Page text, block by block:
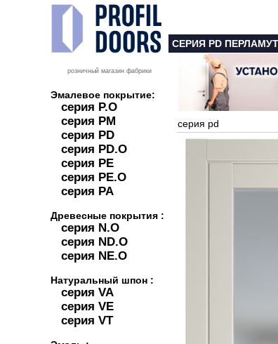
розничный магазин фабрики
Эмалевое покрытие:
серия P.O
серия PM
серия PD
серия PD.O
серия PE
серия PE.O
серия PA
Древесные покрытия :
серия N.O
серия ND.O
серия NE.O
Натуральный шпон :
серия VA
серия VE
серия VT
СЕРИЯ PD
серия pd